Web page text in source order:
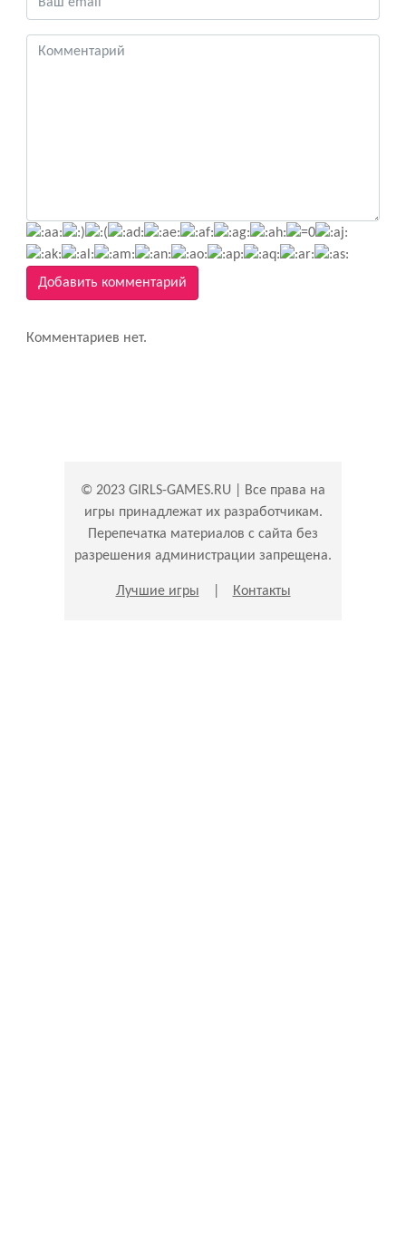
Добавить комментарий
Комментариев нет.
© 2023 GIRLS-GAMES.RU | Все права на
игры принадлежат их разработчикам.
Перепечатка материалов с сайта без
разрешения администрации запрещена.
Лучшие игры Контакты